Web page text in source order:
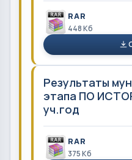
RAR
448 Кб
Результаты
этапа ПО
уч.год
RAR
375 Кб